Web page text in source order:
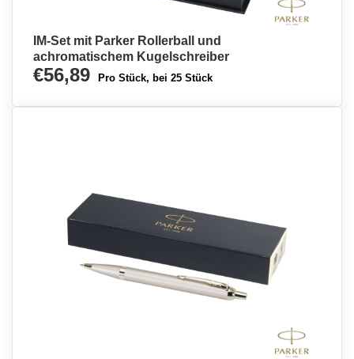
IM-Set mit Parker Rollerball und
achromatischem Kugelschreiber
€56,89 Pro Stück, bei 25 Stück